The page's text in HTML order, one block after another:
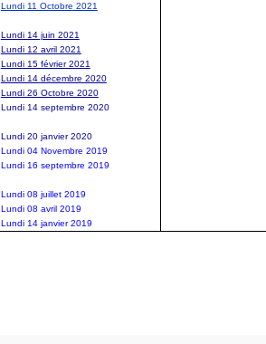
Lundi 11 Octobre 2021
Lundi 14 juin 2021
Lundi 12 avril 2021
Lundi 15 février 2021
Lundi 14 décembre 2020
Lundi 26 Octobre 2020
Lundi 14 septembre 2020
Lundi 20 janvier 2020
Lundi 04 Novembre 2019
Lundi 16 septembre 2019
Lundi 08 juillet 2019
Lundi 08 avril 2019
Lundi 14 janvier 2019